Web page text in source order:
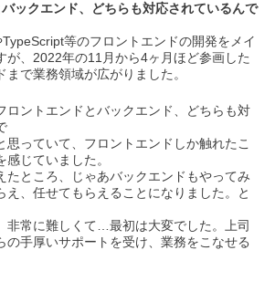
ックエンド、どちらも対応されているんで
等のフロントエンドの開発をメイ
が、2022年の11月から4ヶ月ほど参画した
で業務領域が広がりました。
ロントエンドとバックエンド、どちらも対
思っていて、フロントエンドしか触れたこ
じていました。
たところ、じゃあバックエンドもやってみ
え、任せてもらえることになりました。と
非常に難しくて…最初は大変でした。上司
の手厚いサポートを受け、業務をこなせる